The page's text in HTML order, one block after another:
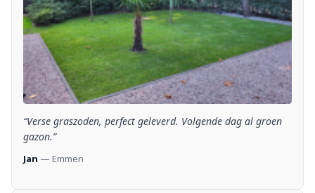
“Verse graszoden, perfect geleverd. Volgende dag al groen
gazon.”
Jan — Emmen